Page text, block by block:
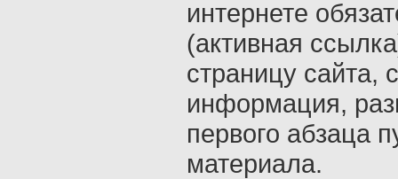
интернете
(активная
страницу сайта,
информация,
первого абзаца
материала.